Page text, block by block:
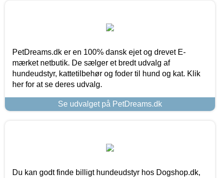
PetDreams.dk er en 100% dansk ejet og drevet E-
mærket netbutik. De sælger et bredt udvalg af
hundeudstyr, kattetilbehør og foder til hund og kat. Klik
her for at se deres udvalg.
Se udvalget på PetDreams.dk
Du kan godt finde billigt hundeudstyr hos Dogshop.dk,